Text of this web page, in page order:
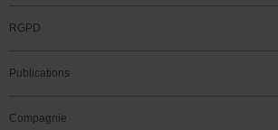
RGPD
Publications
Compagnie